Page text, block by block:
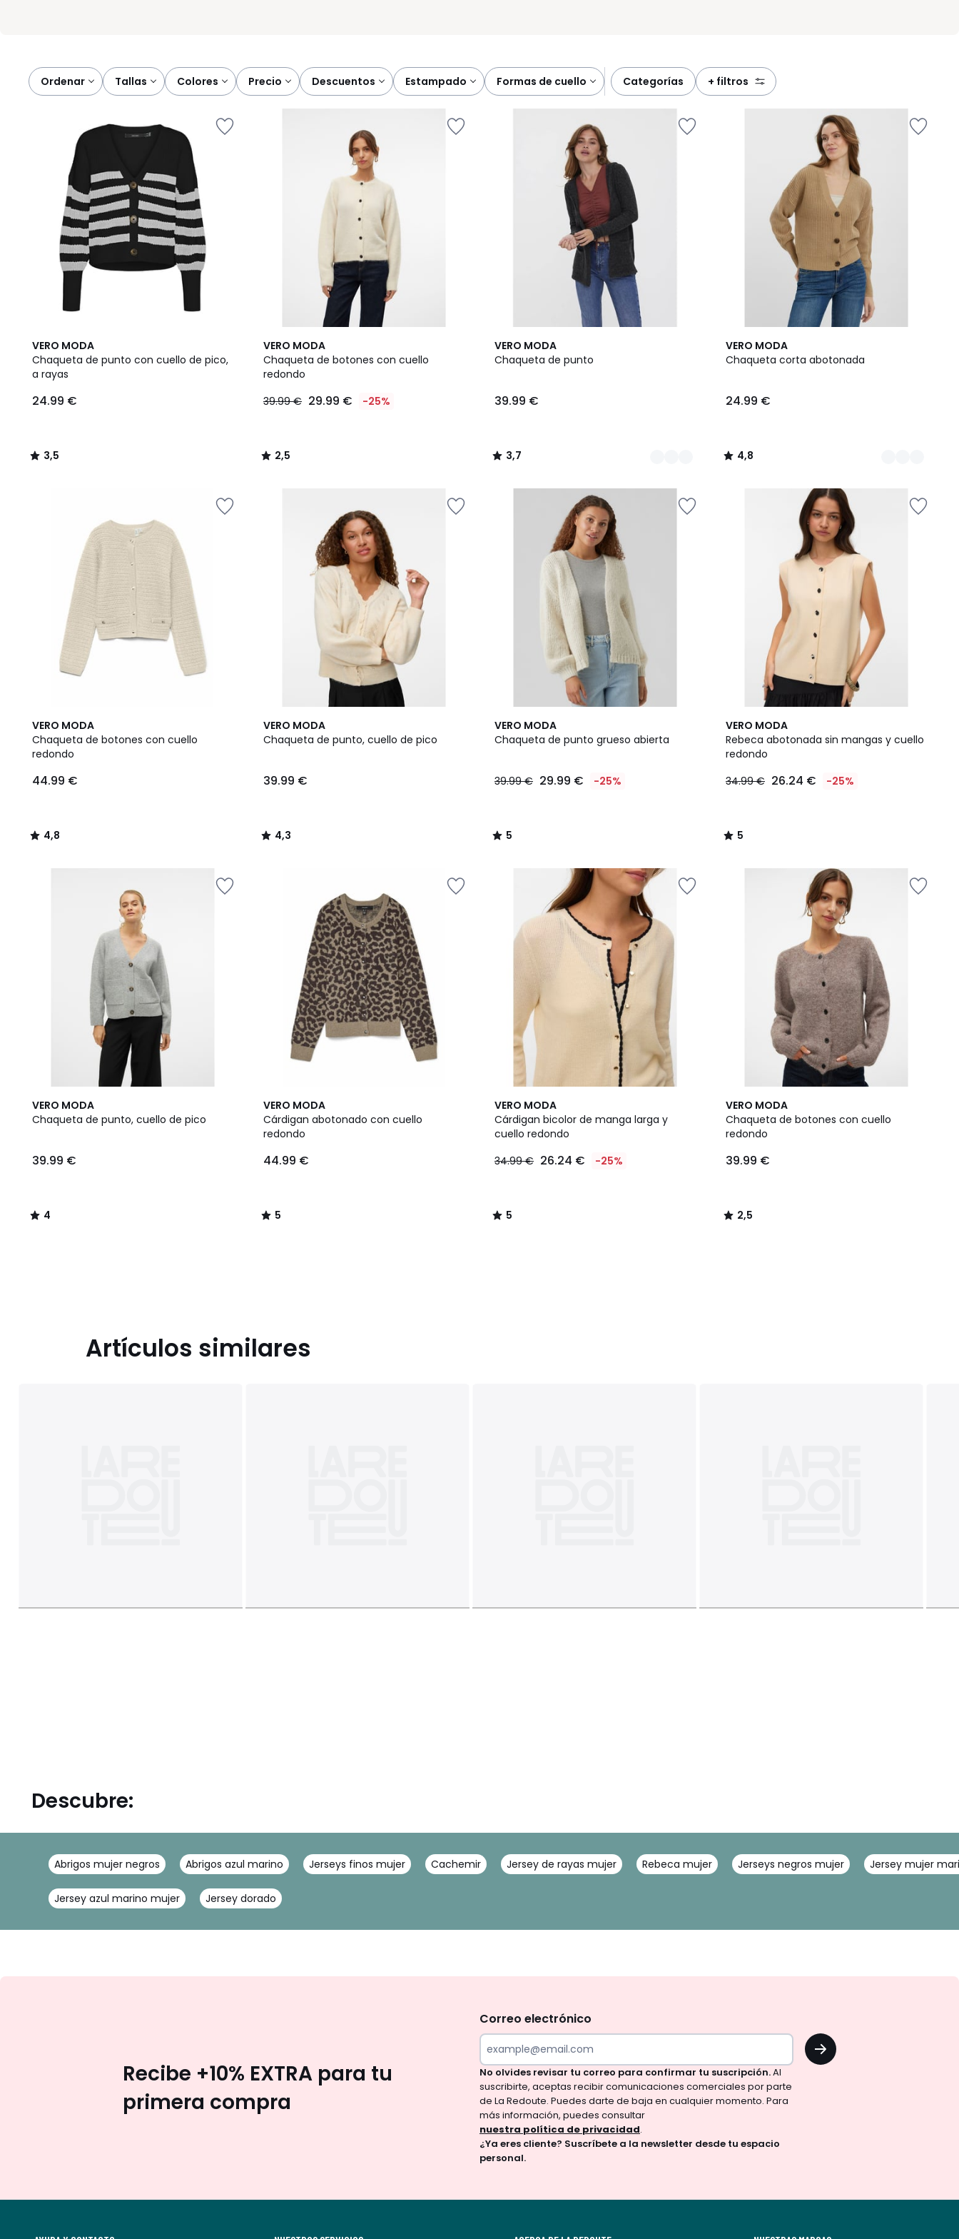
Ordenar tallas colores precio descuentos estampado formas de cuello categorías + filtros
VERO MODA
Chaqueta de punto con cuello de pico,
a rayas
€.
24.99 €
3,5
/ 5
3,5
/
VERO MODA
Chaqueta de botones con cuello
redondo
39.99 € 29.99 € -25%
2,5
/ 5
2,5
/
VERO MODA
Chaqueta de punto
39.99 €
3,7
/ 5
2
Colores
3,7
/
VERO MODA
Chaqueta corta abotonada
24.99 €
4,8
/ 5
2
Colores
4,8
/
VERO MODA
Chaqueta de botones con cuello
redondo
44.99 €
4,8
/ 5
4,8
/
VERO MODA
Chaqueta de punto, cuello de pico
39.99 €
4,3
/ 5
4,3
/
VERO MODA
Chaqueta de punto grueso abierta
39.99 € 29.99 € -25%
5
/
5
/
VERO MODA
Rebeca abotonada sin mangas y cuello
redondo
34.99 € 26.24 € -25%
5
/
5
5
/
VERO MODA
Chaqueta de punto, cuello de pico
39.99 €
4
/
4
/
VERO MODA
Cárdigan abotonado con cuello
redondo
44.99 €
5
/
5
5
/
VERO MODA
Cárdigan bicolor de manga larga y
cuello redondo
34.99 € 26.24 € -25%
5
/
5
5
/
VERO MODA
Chaqueta de botones con cuello
redondo
39.99 €
2,5
/ 5
2,5
/
Artículos similares
Descubre:
Abrigos mujer negros Abrigos azul marino Jerseys finos mujer Cachemir Jersey de rayas mujer Rebeca mujer Jerseys negros mujer Jersey mujer
Jersey azul marino mujer Jersey dorado
olvides
revisar
tu
correo
para
confirmar
tu
suscripción.
Al
aceptas
Recibe +10% EXTRA para tu
primera compra
Correo electrónico
OK
No olvides revisar tu correo para confirmar tu suscripción.Al
suscribirte, aceptas recibir comunicaciones comerciales por parte
de La Redoute. Puedes darte de baja en cualquier momento. Para
más información, puedes consultar
nuestra política de privacidad.
¿Ya eres cliente? Suscríbete a la newsletter desde tu espacio
personal.